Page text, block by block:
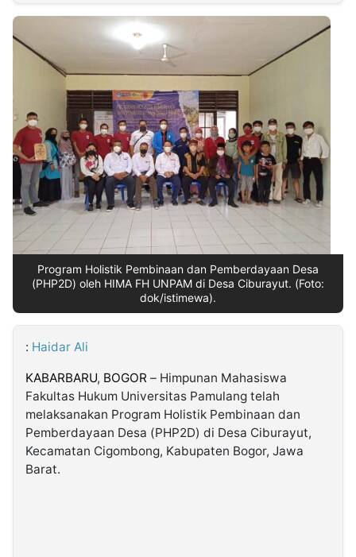
INDONESIA
Partner
Insight
NTB
Suara
Time
Lens
IDN
Daily
Jogja
Jalan
Rakyat
Idealita
News
Kita
Notice
Dinamikapost.com
Radar
Baru
Seedbacklink
Follow
Kabarbaru
Kabarbaru.co
Program Holistik Pembinaan dan Pemberdayaan Desa
(PHP2D) oleh HIMA FH UNPAM di Desa Ciburayut. (Foto:
dok/istimewa).
: Haidar Ali
KABARBARU, BOGOR – Himpunan Mahasiswa
Fakultas Hukum Universitas Pamulang telah
melaksanakan Program Holistik Pembinaan dan
Pemberdayaan Desa (PHP2D) di Desa Ciburayut,
Kecamatan Cigombong, Kabupaten Bogor, Jawa
Barat.